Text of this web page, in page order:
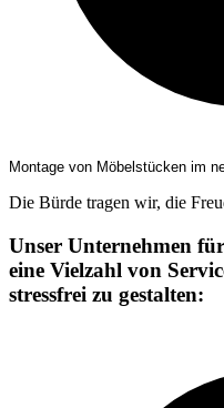
Montage von Möbelstücken im
Die Bürde tragen wir, die
Unser Unternehmen
eine Vielzahl von
stressfrei zu gestalten: